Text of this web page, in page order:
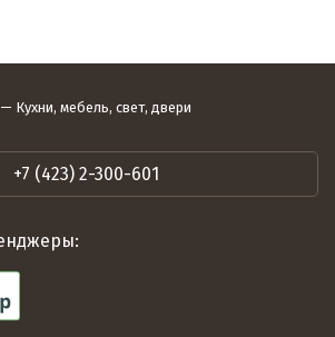
Кухни, мебель, свет, двери
+7 (423) 2-300-601